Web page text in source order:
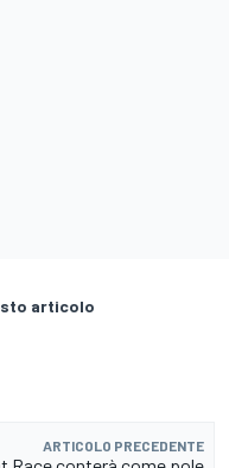
articolo
ARTICOLO PRECEDENTE